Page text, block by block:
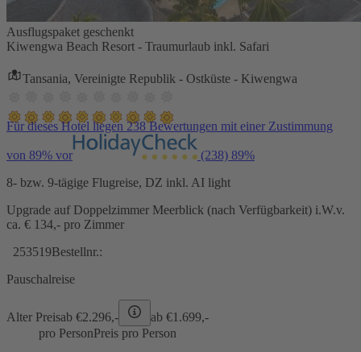
Ausflugspaket geschenkt
Kiwengwa Beach Resort - Traumurlaub inkl. Safari
Tansania, Vereinigte Republik - Ostküste - Kiwengwa
Für dieses Hotel liegen 238 Bewertungen mit einer Zustimmung
von 89% vor (238) 89%
8- bzw. 9-tägige Flugreise, DZ inkl. AI light
Upgrade auf Doppelzimmer Meerblick (nach Verfügbarkeit) i.W.v.
ca. € 134,- pro Zimmer
253519Bestellnr.:
Pauschalreise
Alter Preisab €2.296,- ab €1.699,-
pro PersonPreis pro Person